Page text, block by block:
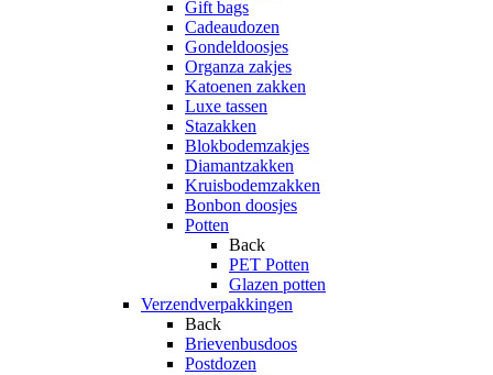
Gift bags
Cadeaudozen
Gondeldoosjes
Organza zakjes
Katoenen zakken
Luxe tassen
Stazakken
Blokbodemzakjes
Diamantzakken
Kruisbodemzakken
Bonbon doosjes
Potten
Back
PET Potten
Glazen potten
Verzendverpakkingen
Back
Brievenbusdoos
Postdozen